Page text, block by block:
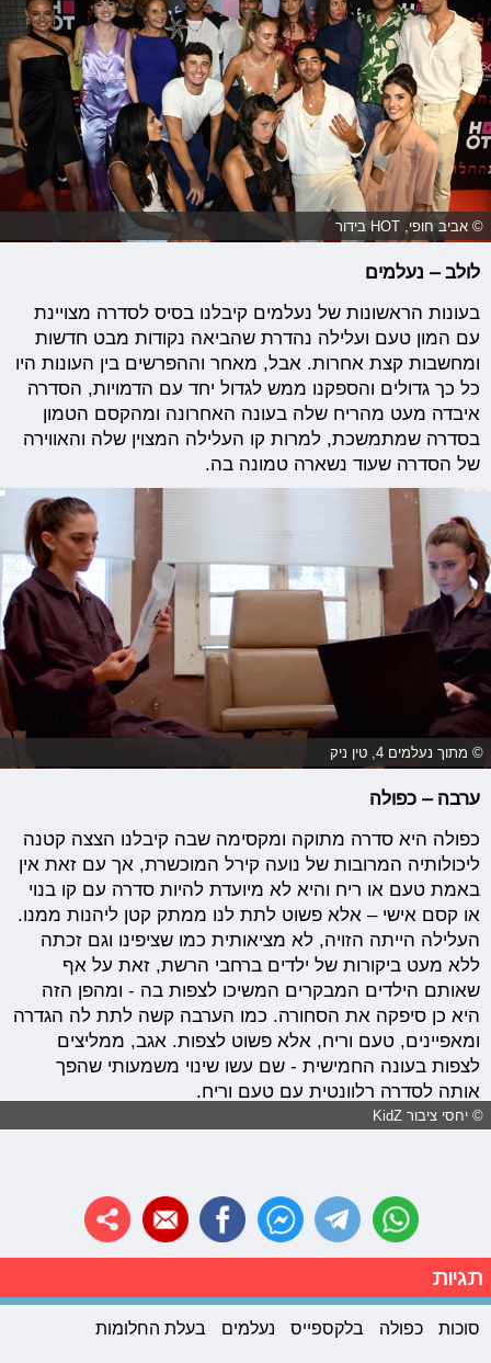
© אביב חופי, HOT בידור
לולב – נעלמים
בעונות הראשונות של נעלמים קיבלנו בסיס לסדרה מצויינת
עם המון טעם ועלילה נהדרת שהביאה נקודות מבט חדשות
ומחשבות קצת אחרות. אבל, מאחר וההפרשים בין העונות היו
כל כך גדולים והספקנו ממש לגדול יחד עם הדמויות, הסדרה
איבדה מעט מהריח שלה בעונה האחרונה ומהקסם הטמון
בסדרה שמתמשכת, למרות קו העלילה המצוין שלה והאווירה
של הסדרה שעוד נשארה טמונה בה.
© מתוך נעלמים 4, טין ניק
ערבה – כפולה
כפולה היא סדרה מתוקה ומקסימה שבה קיבלנו הצצה קטנה
ליכולותיה המרובות של נועה קירל המוכשרת, אך עם זאת אין
באמת טעם או ריח והיא לא מיועדת להיות סדרה עם קו בנוי
או קסם אישי – אלא פשוט לתת לנו ממתק קטן ליהנות ממנו.
העלילה הייתה הזויה, לא מציאותית כמו שציפינו וגם זכתה
ללא מעט ביקורות של ילדים ברחבי הרשת, זאת על אף
שאותם הילדים המבקרים המשיכו לצפות בה - ומהפן הזה
היא כן סיפקה את הסחורה. כמו הערבה קשה לתת לה הגדרה
ומאפיינים, טעם וריח, אלא פשוט לצפות. אגב, ממליצים
לצפות בעונה החמישית - שם עשו שינוי משמעותי שהפך
אותה לסדרה רלוונטית עם טעם וריח.
© יחסי ציבור KidZ
תגיות
סוכות כפולה בלקספייס נעלמים בעלת החלומות